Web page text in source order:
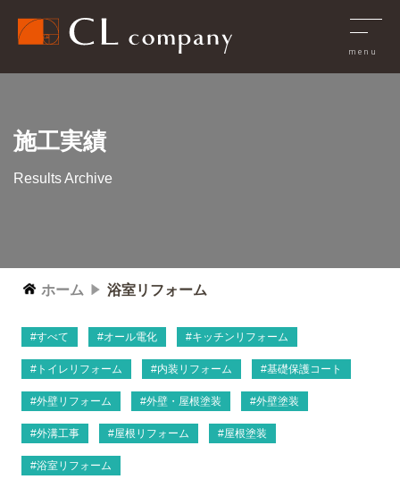
施工実績
Results Archive
ホーム 浴室リフォーム
すべて オール電化 キッチンリフォーム
トイレリフォーム 内装リフォーム 基礎保護コート
外壁リフォーム 外壁・屋根塗装 外壁塗装
外溝工事 屋根リフォーム 屋根塗装
浴室リフォーム